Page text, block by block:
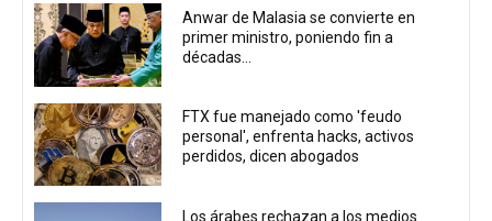
Anwar de Malasia se convierte en
primer ministro, poniendo fin a
décadas...
FTX fue manejado como 'feudo
personal', enfrenta hacks, activos
perdidos, dicen abogados
Los árabes rechazan a los medios